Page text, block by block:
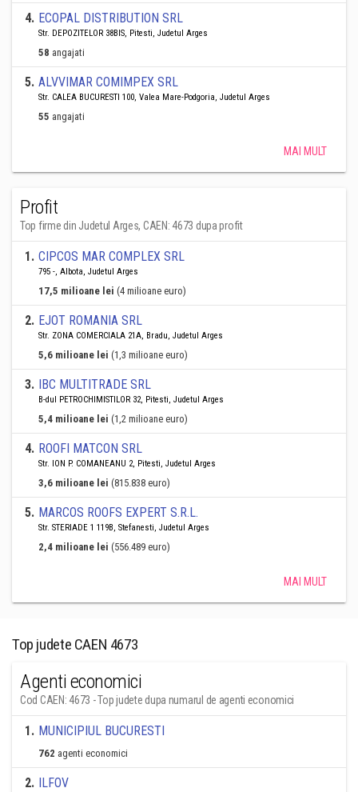
4. ECOPAL DISTRIBUTION SRL
Str. DEPOZITELOR 38BIS, Pitesti, Judetul Arges
58 angajati
5. ALVVIMAR COMIMPEX SRL
Str. CALEA BUCURESTI 100, Valea Mare-Podgoria, Judetul Arges
55 angajati
MAI MULT
Profit
Top firme din Judetul Arges, CAEN: 4673 dupa profit
1. CIPCOS MAR COMPLEX SRL
795 -, Albota, Judetul Arges
17,5 milioane lei (4 milioane euro)
2. EJOT ROMANIA SRL
Str. ZONA COMERCIALA 21A, Bradu, Judetul Arges
5,6 milioane lei (1,3 milioane euro)
3. IBC MULTITRADE SRL
B-dul PETROCHIMISTILOR 32, Pitesti, Judetul Arges
5,4 milioane lei (1,2 milioane euro)
4. ROOFI MATCON SRL
Str. ION P. COMANEANU 2, Pitesti, Judetul Arges
3,6 milioane lei (815.838 euro)
5. MARCOS ROOFS EXPERT S.R.L.
Str. STERIADE 1 119B, Stefanesti, Judetul Arges
2,4 milioane lei (556.489 euro)
MAI MULT
Top judete CAEN 4673
Agenti economici
Cod CAEN: 4673 - Top judete dupa numarul de agenti economici
1. MUNICIPIUL BUCURESTI
762 agenti economici
2. ILFOV